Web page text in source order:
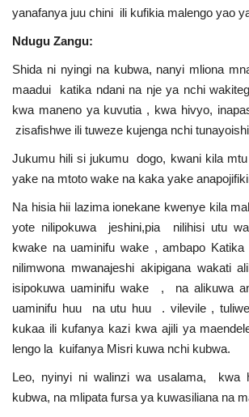
yanafanya juu chini ili kufikia malengo yao
Ndugu Zangu:
Shida ni nyingi na kubwa, nanyi mliona
maadui katika ndani na nje ya nchi
kwa maneno ya kuvutia , kwa hivyo,
zisafishwe ili tuweze kujenga nchi
Jukumu hili si jukumu dogo, kwani kila
yake na mtoto wake na kaka yake
Na hisia hii lazima ionekane kwenye kila
yote nilipokuwa jeshini,pia nilihisi utu
kwake na uaminifu wake , ambapo Katika
nilimwona mwanajeshi akipigana wakati
isipokuwa uaminifu wake , na alikuwa
uaminifu huu na utu huu . vilevile ,
kukaa ili kufanya kazi kwa ajili ya
lengo la kuifanya Misri kuwa nchi kubwa.
Leo, nyinyi ni walinzi wa usalama, kwa
kubwa, na mlipata fursa ya kuwasiliana na